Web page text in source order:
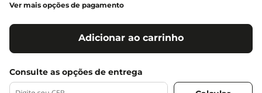
Ver mais opções de pagamento
Adicionar ao carrinho